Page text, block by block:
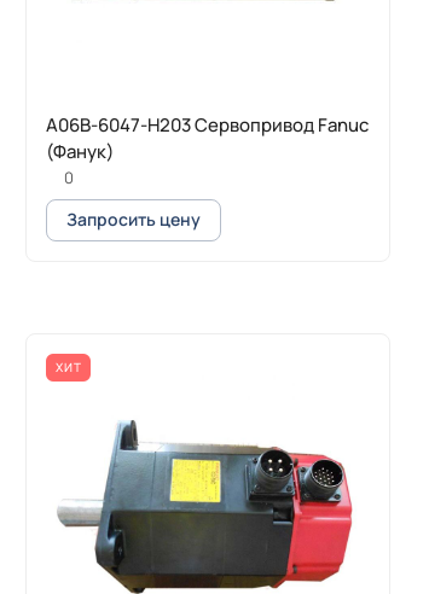
A06B-6047-H203 Сервопривод Fanuc
(Фанук)
0
Запросить цену
ХИТ